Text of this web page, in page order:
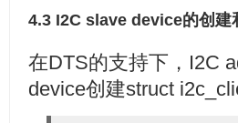
4.3 I2C slave device的创建
在DTS的支持下，I2C
device创建struct